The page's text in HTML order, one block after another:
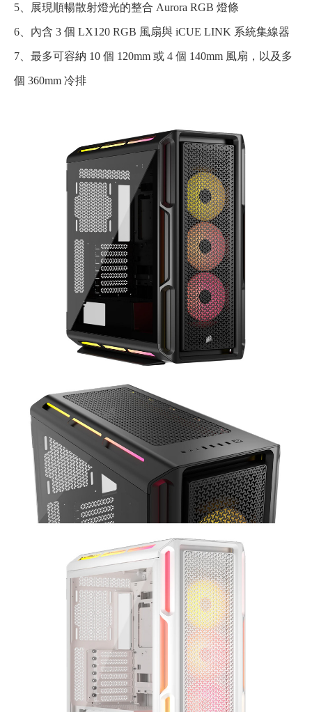
5、展現順暢散射燈光的整合 Aurora RGB 燈條
6、內含 3 個 LX120 RGB 風扇與 iCUE LINK 系統集線器
7、最多可容納 10 個 120mm 或 4 個 140mm 風扇，以及多
個 360mm 冷排